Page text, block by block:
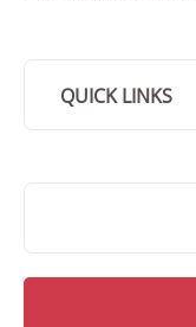
QUICK LINKS